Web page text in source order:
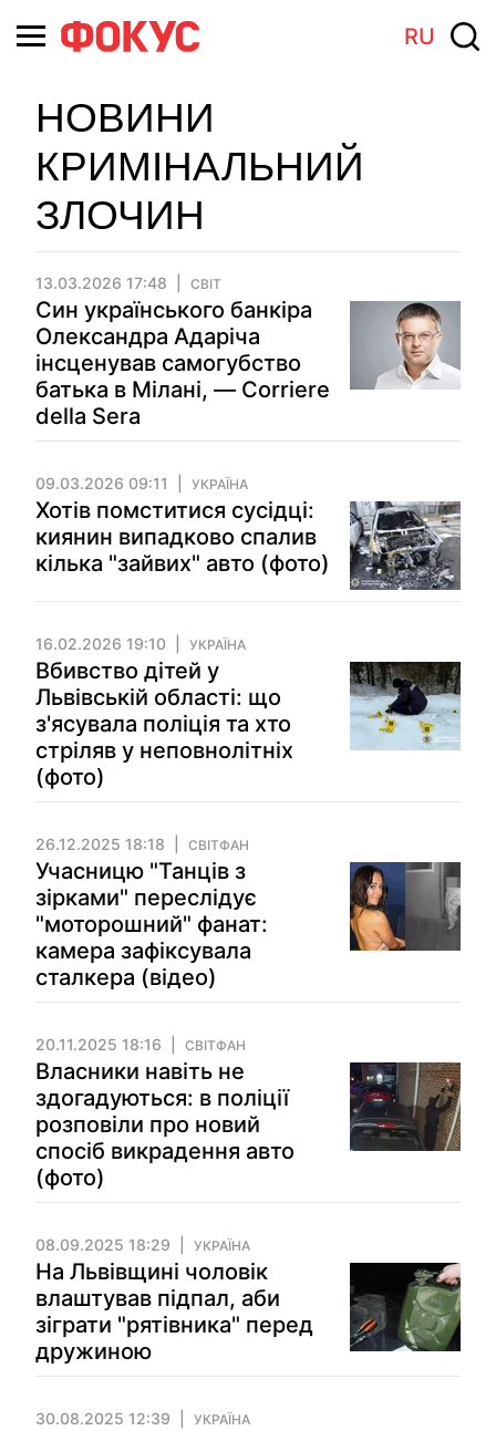
RU
НОВИНИ
КРИМІНАЛЬНИЙ
ЗЛОЧИН
13.03.2026 17:48 СВІТ
Син українського банкіра
Олександра Адаріча
інсценував самогубство
батька в Мілані, — Corriere
della Sera
09.03.2026 09:11 УКРАЇНА
Хотів помститися сусідці:
киянин випадково спалив
кілька "зайвих" авто (фото)
16.02.2026 19:10 УКРАЇНА
Вбивство дітей у
Львівській області: що
з'ясувала поліція та хто
стріляв у неповнолітніх
(фото)
26.12.2025 18:18 СВІТФАН
Учасницю "Танців з
зірками" переслідує
"моторошний" фанат:
камера зафіксувала
сталкера (відео)
20.11.2025 18:16 СВІТФАН
Власники навіть не
здогадуються: в поліції
розповіли про новий
спосіб викрадення авто
(фото)
08.09.2025 18:29 УКРАЇНА
На Львівщині чоловік
влаштував підпал, аби
зіграти "рятівника" перед
дружиною
30.08.2025 12:39 УКРАЇНА